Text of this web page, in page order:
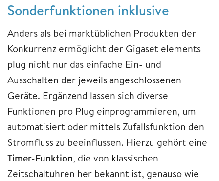
Sonderfunktionen inklusive
Anders als bei marktüblichen Produkten der
Konkurrenz ermöglicht der Gigaset elements
plug nicht nur das einfache Ein- und
Ausschalten der jeweils angeschlossenen
Geräte. Ergänzend lassen sich diverse
Funktionen pro Plug einprogrammieren, um
automatisiert oder mittels Zufallsfunktion den
Stromfluss zu beeinflussen. Hierzu gehört eine
Timer-Funktion, die von klassischen
Zeitschaltuhren her bekannt ist, genauso wie